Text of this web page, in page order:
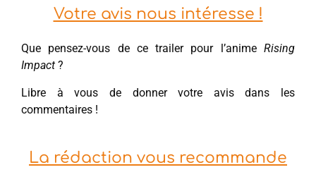
Votre avis nous intéresse !
Que pensez-vous de ce trailer pour l’animeRising
Impact ?
Libre à vous de donner votre avis dans les
commentaires !
La rédaction vous recommande